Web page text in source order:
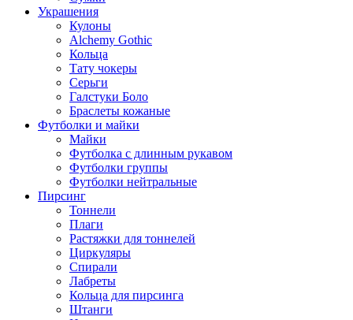
Украшения
Кулоны
Alchemy Gothic
Кольца
Тату чокеры
Серьги
Галстуки Боло
Браслеты кожаные
Футболки и майки
Майки
Футболка с длинным рукавом
Футболки группы
Футболки нейтральные
Пирсинг
Тоннели
Плаги
Растяжки для тоннелей
Циркуляры
Спирали
Лабреты
Кольца для пирсинга
Штанги